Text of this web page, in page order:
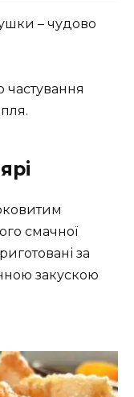
– чудово
частування
смачної
за
закускою